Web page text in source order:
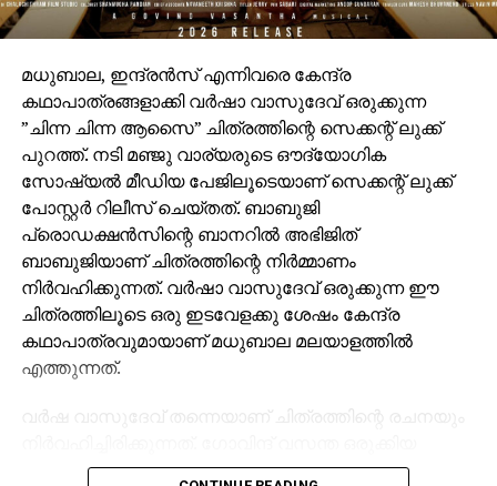
മധുബാല, ഇന്ദ്രന്‍സ് എന്നിവരെ കേന്ദ്ര
കഥാപാത്രങ്ങളാക്കി വര്‍ഷാ വാസുദേവ് ഒരുക്കുന്ന
”ചിന്ന ചിന്ന ആസൈ” ചിത്രത്തിന്റെ സെക്കന്റ് ലുക്ക്
പുറത്ത്. നടി മഞ്ജു വാര്യരുടെ ഔദ്യോഗിക
സോഷ്യല്‍ മീഡിയ പേജിലൂടെയാണ് സെക്കന്റ് ലുക്ക്
പോസ്റ്റര്‍ റിലീസ് ചെയ്തത്. ബാബുജി
പ്രൊഡക്ഷന്‍സിന്റെ ബാനറില്‍ അഭിജിത്
ബാബുജിയാണ് ചിത്രത്തിന്റെ നിര്‍മ്മാണം
നിര്‍വഹിക്കുന്നത്. വര്‍ഷാ വാസുദേവ് ഒരുക്കുന്ന ഈ
ചിത്രത്തിലൂടെ ഒരു ഇടവേളക്കു ശേഷം കേന്ദ്ര
കഥാപാത്രവുമായാണ് മധുബാല മലയാളത്തില്‍
എത്തുന്നത്.
വര്‍ഷ വാസുദേവ് തന്നെയാണ് ചിത്രത്തിന്റെ രചനയും
സംഗീതത്തിന്റെ പശ്ചാത്തലത്തോടെ ആണ് ചിത്രം